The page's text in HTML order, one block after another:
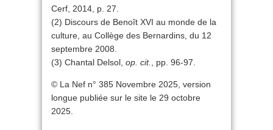
Cerf, 2014, p. 27.
(2) Discours de Benoît XVI au monde de la
culture, au Collège des Bernardins, du 12
septembre 2008.
(3) Chantal Delsol, op. cit. , pp. 96-97.
© La Nef n° 385 Novembre 2025, version
longue publiée sur le site le 29 octobre
2025.